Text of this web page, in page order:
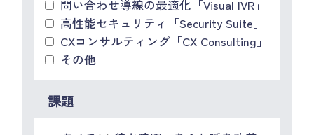
問い合わせ導線の最適化「Visual IVR」
高性能セキュリティ「Security Suite」
CXコンサルティング「CX Consulting」
その他
課題